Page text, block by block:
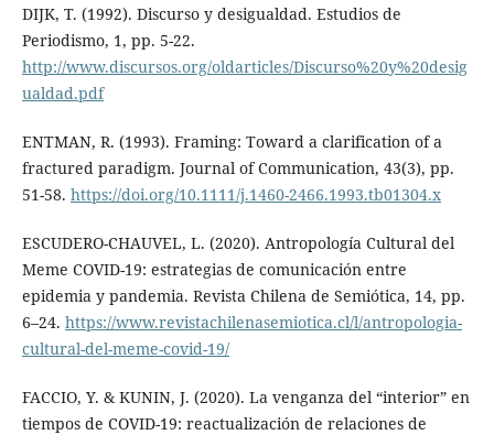
DIJK, T. (1992). Discurso y desigualdad. Estudios de
Periodismo, 1, pp. 5-22.
http://www.discursos.org/oldarticles/Discurso%20y%20desig
ualdad.pdf
ENTMAN, R. (1993). Framing: Toward a clarification of a
fractured paradigm. Journal of Communication, 43(3), pp.
51-58. https://doi.org/10.1111/j.1460-2466.1993.tb01304.x
ESCUDERO-CHAUVEL, L. (2020). Antropología Cultural del
Meme COVID-19: estrategias de comunicación entre
epidemia y pandemia. Revista Chilena de Semiótica, 14, pp.
6–24. https://www.revistachilenasemiotica.cl/l/antropologia-
cultural-del-meme-covid-19/
FACCIO, Y. & KUNIN, J. (2020). La venganza del “interior” en
tiempos de COVID-19: reactualización de relaciones de